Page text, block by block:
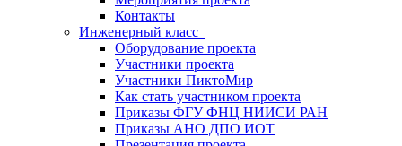
Контакты
Инженерный класс
Оборудование проекта
Участники проекта
Участники ПиктоМир
Как стать участником проекта
Приказы ФГУ ФНЦ НИИСИ РАН
Приказы АНО ДПО ИОТ